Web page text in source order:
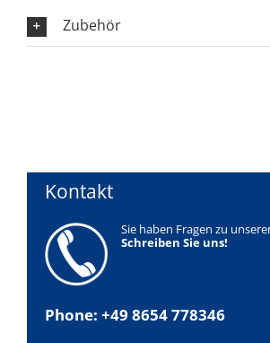
Zubehör
Kontakt
Sie haben Fragen zu
Schreiben Sie uns!
Phone: +49 8654 778346